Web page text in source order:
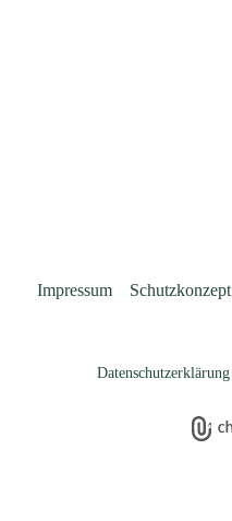
Impressum Schutzkonzept
Datenschutzerklärung